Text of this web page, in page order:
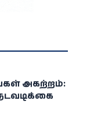
அகற்றம்:
நடவடிக்கை